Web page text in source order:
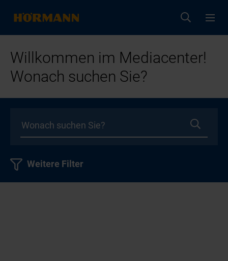
Willkommen im Mediacenter!
Wonach suchen Sie?
Weitere Filter